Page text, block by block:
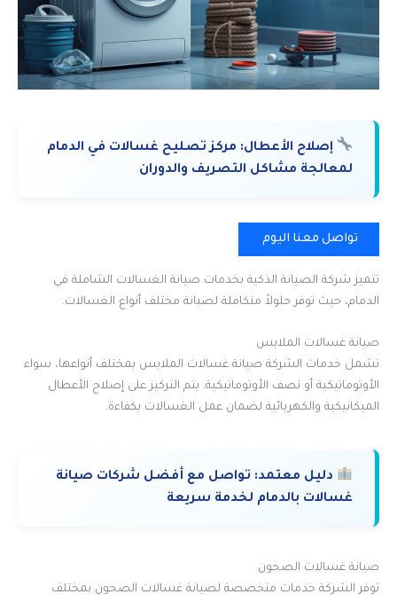
إصلاح الأعطال: مركز تصليح غسالات في الدمام
لمعالجة مشاكل التصريف والدوران
تواصل معنا اليوم
تتميز شركة الصيانة الذكية بخدمات صيانة الغسالات الشاملة في
الدمام، حيث توفر حلولاً متكاملة لصيانة مختلف أنواع الغسالات.
صيانة غسالات الملابس
تشمل خدمات الشركة صيانة غسالات الملابس بمختلف أنواعها، سواء
الأوتوماتيكية أو نصف الأوتوماتيكية. يتم التركيز على إصلاح الأعطال
الميكانيكية والكهربائية لضمان عمل الغسالات بكفاءة.
دليل معتمد: تواصل مع أفضل شركات صيانة
غسالات بالدمام لخدمة سريعة
صيانة غسالات الصحون
توفر الشركة خدمات متخصصة لصيانة غسالات الصحون بمختلف